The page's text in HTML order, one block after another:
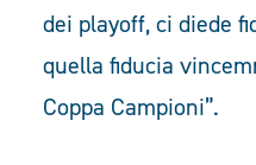
dei playoff, ci diede
quella fiducia
Coppa Campioni”.